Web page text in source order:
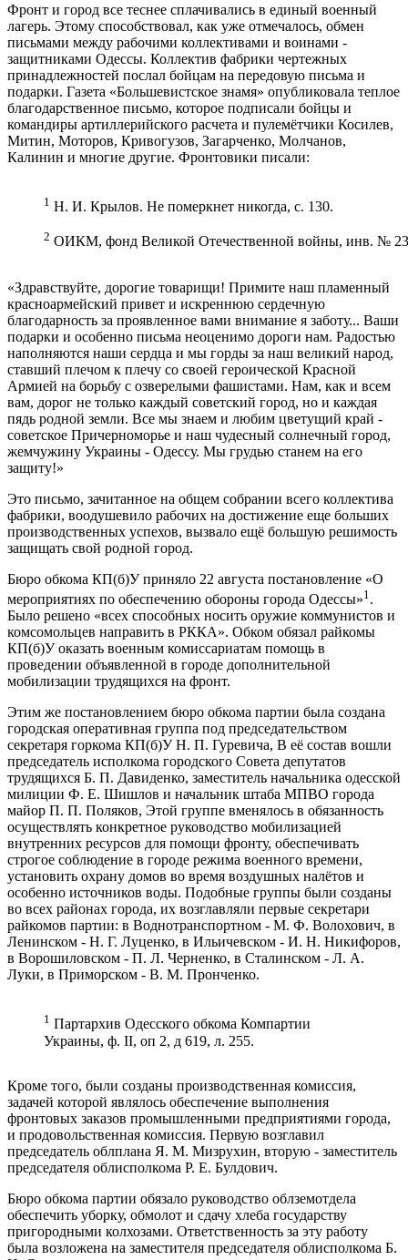
Фронт и город все теснее сплачивались в единый военный
лагерь. Этому способствовал, как уже отмечалось, обмен
письмами между рабочими коллективами и воинами -
защитниками Одессы. Коллектив фабрики чертежных
принадлежностей послал бойцам на передовую письма и
подарки. Газета «Большевистское знамя» опубликовала теплое
благодарственное письмо, которое подписали бойцы и
командиры артиллерийского расчета и пулемётчики Косилев,
Митин, Моторов, Кривогузов, Загарченко, Молчанов,
Калинин и многие другие. Фронтовики писали:
1 Н. И. Крылов. Не померкнет никогда, с. 130.
2 ОИКМ, фонд Великой Отечественной войны, инв. №
«Здравствуйте, дорогие товарищи! Примите наш пламенный
красноармейский привет и искреннюю сердечную
благодарность за проявленное вами внимание я заботу... Ваши
подарки и особенно письма неоценимо дороги нам. Радостью
наполняются наши сердца и мы горды за наш великий народ,
ставший плечом к плечу со своей героической Красной
Армией на борьбу с озверелыми фашистами. Нам, как и всем
вам, дорог не только каждый советский город, но и каждая
пядь родной земли. Все мы знаем и любим цветущий край -
советское Причерноморье и наш чудесный солнечный город,
жемчужину Украины - Одессу. Мы грудью станем на его
защиту!»
Это письмо, зачитанное на общем собрании всего коллектива
фабрики, воодушевило рабочих на достижение еще больших
производственных успехов, вызвало ещё большую решимость
защищать свой родной город.
Бюро обкома КП(б)У приняло 22 августа постановление «О
мероприятиях по обеспечению обороны города Одессы»1 .
Было решено «всех способных носить оружие коммунистов и
комсомольцев направить в РККА». Обком обязал райкомы
КП(б)У оказать военным комиссариатам помощь в
проведении объявленной в городе дополнительной
мобилизации трудящихся на фронт.
Этим же постановлением бюро обкома партии была создана
городская оперативная группа под председательством
секретаря горкома КП(б)У Н. П. Гуревича, В её состав вошли
председатель исполкома городского Совета депутатов
трудящихся Б. П. Давиденко, заместитель начальника одесской
милиции Ф. Е. Шишлов и начальник штаба МПВО города
майор П. П. Поляков, Этой группе вменялось в обязанность
осуществлять конкретное руководство мобилизацией
внутренних ресурсов для помощи фронту, обеспечивать
строгое соблюдение в городе режима военного времени,
установить охрану домов во время воздушных налётов и
особенно источников воды. Подобные группы были созданы
во всех районах города, их возглавляли первые секретари
райкомов партии: в Воднотранспортном - М. Ф. Волохович, в
Ленинском - Н. Г. Луценко, в Ильичевском - И. Н. Никифоров,
в Ворошиловском - П. Л. Черненко, в Сталинском - Л. А.
Луки, в Приморском - В. М. Пронченко.
1 Партархив Одесского обкома Компартии
Украины, ф. II, оп 2, д 619, л. 255.
Кроме того, были созданы производственная комиссия,
задачей которой являлось обеспечение выполнения
фронтовых заказов промышленными предприятиями города,
и продовольственная комиссия. Первую возглавил
председатель облплана Я. М. Мизрухин, вторую - заместитель
председателя облисполкома Р. Е. Булдович.
Бюро обкома партии обязало руководство облземотдела
обеспечить уборку, обмолот и сдачу хлеба государству
пригородными колхозами. Ответственность за эту работу
была возложена на заместителя председателя облисполкома Б.